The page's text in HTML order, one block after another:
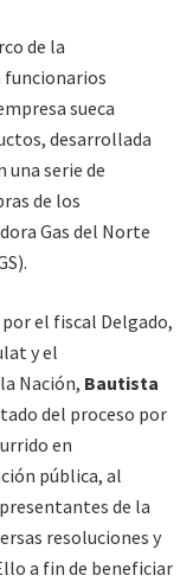
de la
funcionarios
sueca
desarrollada
una serie de
de los
Gas del Norte
el fiscal Delgado,
y el
Nación, Bautista
del proceso por
en
pública, al
de la
resoluciones y
a fin de beneficiar